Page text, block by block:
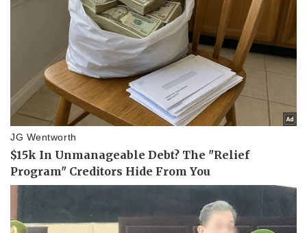
Pháp luật
Vụ án
Tin nóng
Tư vấn luật
Quân sự - Quốc phòng
Việt Nam
Phân tích